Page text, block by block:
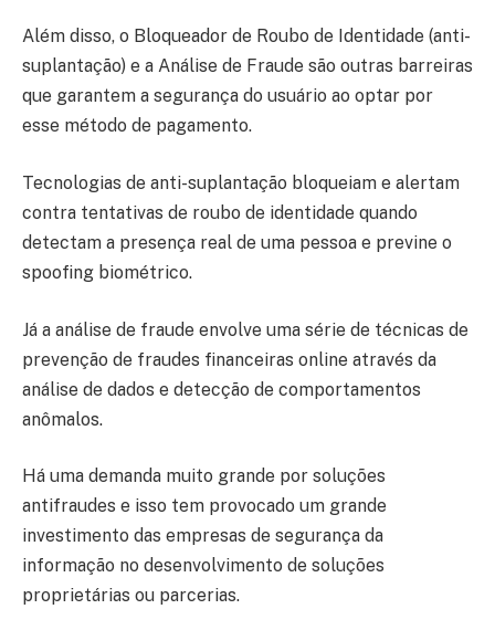
Além disso, o Bloqueador de Roubo de Identidade (anti-
suplantação) e a Análise de Fraude são outras barreiras
que garantem a segurança do usuário ao optar por
esse método de pagamento.
Tecnologias de anti-suplantação bloqueiam e alertam
contra tentativas de roubo de identidade quando
detectam a presença real de uma pessoa e previne o
spoofing biométrico.
Já a análise de fraude envolve uma série de técnicas de
prevenção de fraudes financeiras online através da
análise de dados e detecção de comportamentos
anômalos.
Há uma demanda muito grande por soluções
antifraudes e isso tem provocado um grande
investimento das empresas de segurança da
informação no desenvolvimento de soluções
proprietárias ou parcerias.